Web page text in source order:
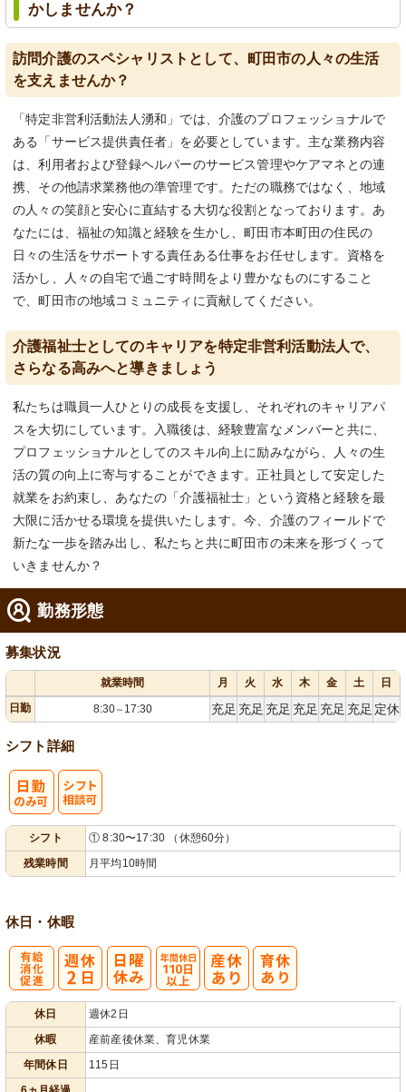
かしませんか？
訪問介護のスペシャリストとして、町田市の人々の生活
を支えませんか？
「特定非営利活動法人湧和」では、介護のプロフェッショナルで
ある「サービス提供責任者」を必要としています。主な業務内容
は、利用者および登録ヘルパーのサービス管理やケアマネとの連
携、その他請求業務他の準管理です。ただの職務ではなく、地域
の人々の笑顔と安心に直結する大切な役割となっております。あ
なたには、福祉の知識と経験を生かし、町田市本町田の住民の
日々の生活をサポートする責任ある仕事をお任せします。資格を
活かし、人々の自宅で過ごす時間をより豊かなものにすること
で、町田市の地域コミュニティに貢献してください。
介護福祉士としてのキャリアを特定非営利活動法人で、
さらなる高みへと導きましょう
私たちは職員一人ひとりの成長を支援し、それぞれのキャリアパ
スを大切にしています。入職後は、経験豊富なメンバーと共に、
プロフェッショナルとしてのスキル向上に励みながら、人々の生
活の質の向上に寄与することができます。正社員として安定した
就業をお約束し、あなたの「介護福祉士」という資格と経験を最
大限に活かせる環境を提供いたします。今、介護のフィールドで
新たな一歩を踏み出し、私たちと共に町田市の未来を形づくって
いきませんか？
勤務形態
募集状況
就業時間 月 火 水 木 金 土
日
日勤
8:30～ 17:30 充足 充足 充足 充足 充足 充足 定休
シフト詳細
シフト
① 8:30〜17:30 （休憩60分）
残業時間
月平均10時間
休日・休暇
休日
週休2日
休暇
産前産後休業、育児休業
年間休日
115日